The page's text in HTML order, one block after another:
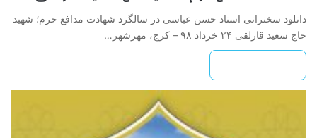
دانلود سخنرانی استاد حسن عباسی در سالگرد شهادت مدافع حرم؛ شهید
حاج سعید قارلقی ۲۴ خرداد ۹۸ – کرج، مهرشهر…